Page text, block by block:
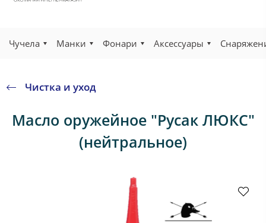
Чучела Манки Фонари Аксессуары
Чистка и уход
Масло оружейное "Русак ЛЮКС"
(нейтральное)